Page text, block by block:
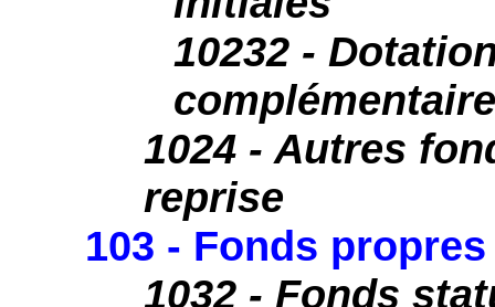
10232 -
1024 - Autres
reprise
103 - Fonds
1032 - Fonds